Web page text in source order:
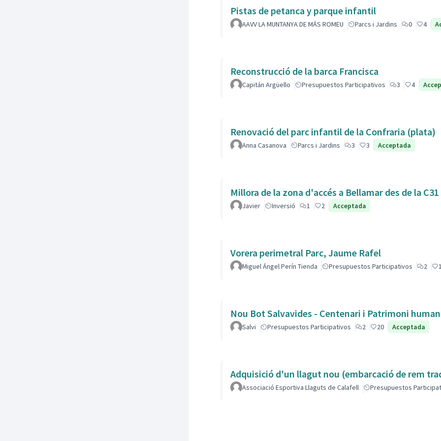
Pistas de petanca y parque infantil
AAVV LA MUNTANYA DE MÁS ROMEU Parcs i Jardins 0 4
Reconstrucció de la barca Francisca
Capitán Argüello Presupuestos Participativos 3 4
Renovació del parc infantil de la Confraria (plata)
Anna Casanova Parcs i Jardins 3 3 Acceptada
Millora de la zona d'accés a Bellamar des de la C31
Javier Inversió 1 2 Acceptada
Vorera perimetral Parc, Jaume Rafel
Miguel Ángel Perín Tienda Presupuestos Participativos 2 1
Nou Bot Salvavides - Centenari i Patrimoni
Salvi Presupuestos Participativos 2 20 Acceptada
Adquisició d'un llagut nou (embarcació de rem
Associació Esportiva Llaguts de Calafell Presupuestos